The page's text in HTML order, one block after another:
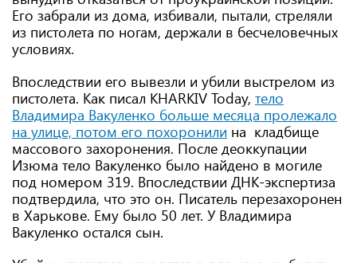
Его забрали из дома, избивали, пытали, стреляли
из пистолета по ногам, держали в бесчеловечных
условиях.
Впоследствии его вывезли и убили выстрелом из
пистолета. Как писал KHARKIV Today, тело
Владимира Вакуленко больше месяца пролежало
на улице, потом его похоронили на кладбище
массового захоронения. После деоккупации
Изюма тело Вакуленко было найдено в могиле
под номером 319. Впоследствии ДНК-экспертиза
подтвердила, что это он. Писатель перезахоронен
в Харькове. Ему было 50 лет. У Владимира
Вакуленко остался сын.